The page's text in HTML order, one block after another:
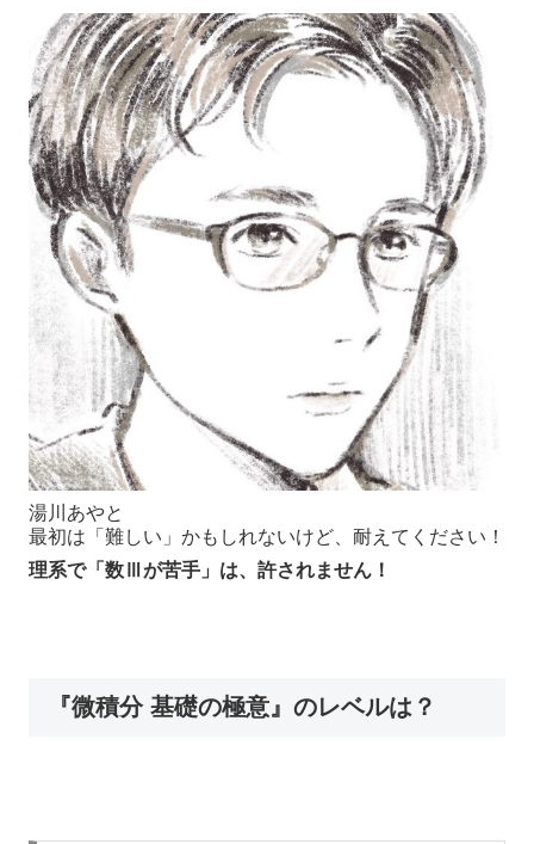
湯川あやと
最初は「難しい」かもしれないけど、耐えてください！
理系で「数Ⅲが苦手」は、許されません！
『微積分 基礎の極意』のレベルは？